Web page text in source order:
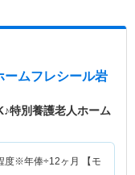
ームフレシール岩
特別養護老人ホーム
度※年俸÷12ヶ月 【モ